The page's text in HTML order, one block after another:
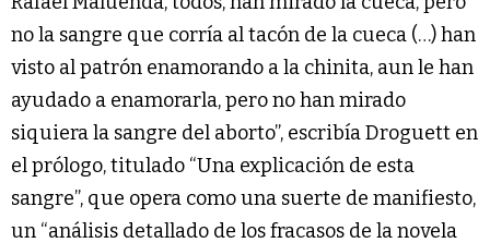
no la sangre que corría al tacón de la cueca (…) han
visto al patrón enamorando a la chinita, aun le han
ayudado a enamorarla, pero no han mirado
siquiera la sangre del aborto”, escribía Droguett en
el prólogo, titulado “Una explicación de esta
sangre”, que opera como una suerte de manifiesto,
un “análisis detallado de los fracasos de la novela